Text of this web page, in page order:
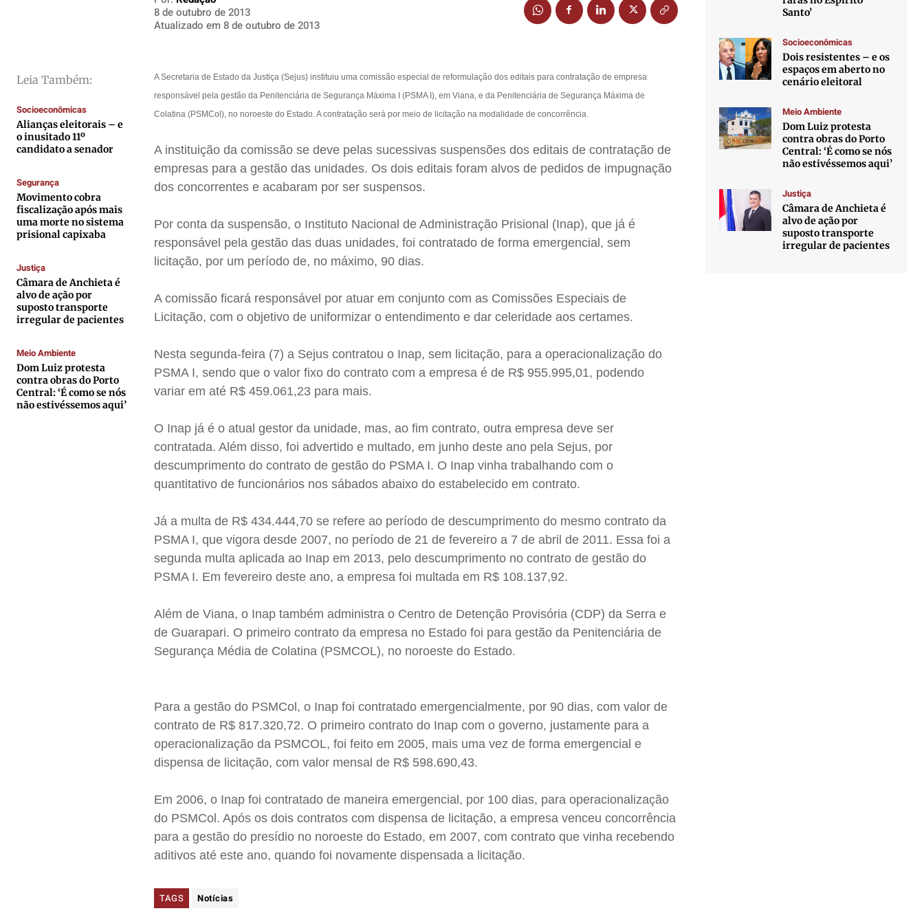
Colunas
Gustavo Bastos
Jr Mignone (in memorian)
Publicidade Legal
Anuncie
Quem Somos
Expediente
Contato
Termos de Uso
Privacidade
Colunas
Gustavo Bastos
Jr Mignone (in memorian)
Publicidade Legal
Anuncie
Quem Somos
Expediente
Contato
Termos de Uso
Privacidade
Colunas
Gustavo Bastos
Jr Mignone (in memorian)
Publicidade Legal
Anuncie
Quem Somos
Expediente
Contato
Termos de Uso
Privacidade
Colunas
Gustavo Bastos
Jr Mignone (in memorian)
Publicidade Legal
Anuncie
Quem Somos
Expediente
Contato
Termos de Uso
Privacidade
Leia Também:
Socioeconômicas
Alianças eleitorais – e
o inusitado 11º
candidato a senador
Segurança
Movimento cobra
fiscalização após mais
uma morte no sistema
prisional capixaba
Justiça
Câmara de Anchieta é
alvo de ação por
suposto transporte
irregular de pacientes
Meio Ambiente
Dom Luiz protesta
contra obras do Porto
Central: ‘É como se nós
não estivéssemos aqui’
8 de outubro de 2013
Atualizado em 8 de outubro de 2013
A Secretaria de Estado da Justiça (Sejus) instituiu uma comissão especial de reformulação dos editais para contratação de empresa
responsável pela gestão da Penitenciária de Segurança Máxima I (PSMA I), em Viana, e da Penitenciária de Segurança Máxima de
Colatina (PSMCol), no noroeste do Estado. A contratação será por meio de licitação na modalidade de concorrência.
A instituição da comissão se deve pelas sucessivas suspensões dos editais de contratação de
empresas para a gestão das unidades. Os dois editais foram alvos de pedidos de impugnação
dos concorrentes e acabaram por ser suspensos.
Por conta da suspensão, o Instituto Nacional de Administração Prisional (Inap), que já é
responsável pela gestão das duas unidades, foi contratado de forma emergencial, sem
licitação, por um período de, no máximo, 90 dias.
A comissão ficará responsável por atuar em conjunto com as Comissões Especiais de
Licitação, com o objetivo de uniformizar o entendimento e dar celeridade aos certames.
Nesta segunda-feira (7) a Sejus contratou o Inap, sem licitação, para a operacionalização do
PSMA I, sendo que o valor fixo do contrato com a empresa é de R$ 955.995,01, podendo
variar em até R$ 459.061,23 para mais.
O Inap já é o atual gestor da unidade, mas, ao fim contrato, outra empresa deve ser
contratada. Além disso, foi advertido e multado, em junho deste ano pela Sejus, por
descumprimento do contrato de gestão do PSMA I. O Inap vinha trabalhando com o
quantitativo de funcionários nos sábados abaixo do estabelecido em contrato.
Já a multa de R$ 434.444,70 se refere ao período de descumprimento do mesmo contrato da
PSMA I, que vigora desde 2007, no período de 21 de fevereiro a 7 de abril de 2011. Essa foi a
segunda multa aplicada ao Inap em 2013, pelo descumprimento no contrato de gestão do
PSMA I. Em fevereiro deste ano, a empresa foi multada em R$ 108.137,92.
Além de Viana, o Inap também administra o Centro de Detenção Provisória (CDP) da Serra e
de Guarapari. O primeiro contrato da empresa no Estado foi para gestão da Penitenciária de
Segurança Média de Colatina (PSMCOL), no noroeste do Estado.
Para a gestão do PSMCol, o Inap foi contratado emergencialmente, por 90 dias, com valor de
contrato de R$ 817.320,72. O primeiro contrato do Inap com o governo, justamente para a
operacionalização da PSMCOL, foi feito em 2005, mais uma vez de forma emergencial e
dispensa de licitação, com valor mensal de R$ 598.690,43.
Em 2006, o Inap foi contratado de maneira emergencial, por 100 dias, para operacionalização
do PSMCol. Após os dois contratos com dispensa de licitação, a empresa venceu concorrência
para a gestão do presídio no noroeste do Estado, em 2007, com contrato que vinha recebendo
aditivos até este ano, quando foi novamente dispensada a licitação.
TAGS Notícias
Santo’
Socioeconômicas
Dois resistentes – e os
espaços em aberto no
cenário eleitoral
Meio Ambiente
Dom Luiz protesta
contra obras do Porto
Central: ‘É como se nós
não estivéssemos aqui’
Justiça
Câmara de Anchieta é
alvo de ação por
suposto transporte
irregular de pacientes